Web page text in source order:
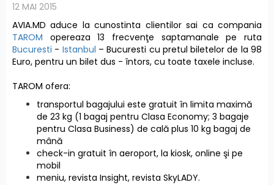
12 MAI 2015
AVIA.MD aduce la cunostinta clientilor sai ca compania
TAROM
opereaza 13 frecvenţe saptamanale pe ruta
Bucuresti - Istanbul – Bucuresti cu pretul biletelor de la 98
Euro, pentru un bilet dus - întors, cu toate taxele incluse.
TAROM ofera:
transportul bagajului este gratuit în limita maximă
de 23 kg (1 bagaj pentru Clasa Economy; 3 bagaje
pentru Clasa Business) de cală plus 10 kg bagaj de
mână
check-in gratuit în aeroport, la kiosk, online şi pe
mobil
meniu, revista Insight, revista SkyLADY.